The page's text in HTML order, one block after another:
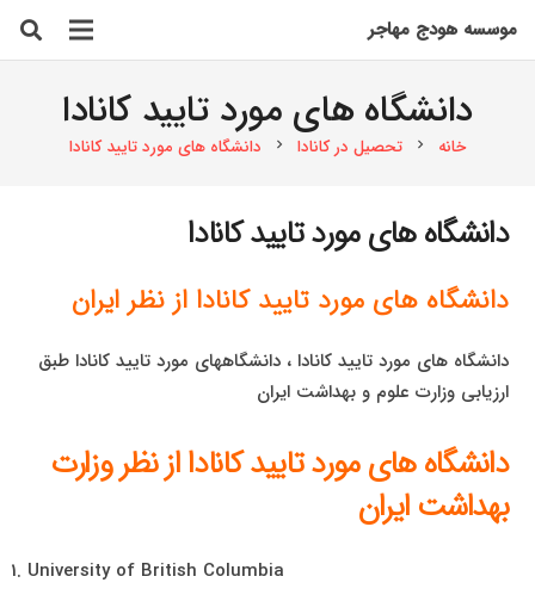
موسسه هودج مهاجر
دانشگاه های مورد تایید کانادا
خانه chevron_right تحصیل در کانادا chevron_right دانشگاه های مورد تایید کانادا
دانشگاه های مورد تایید کانادا
دانشگاه های مورد تایید کانادا از نظر ایران
دانشگاه های مورد تایید کانادا ، دانشگاههای مورد تایید کانادا طبق
ارزیابی وزارت علوم و بهداشت ایران
دانشگاه های مورد تایید کانادا از نظر وزارت
بهداشت ایران
University of British Columbia